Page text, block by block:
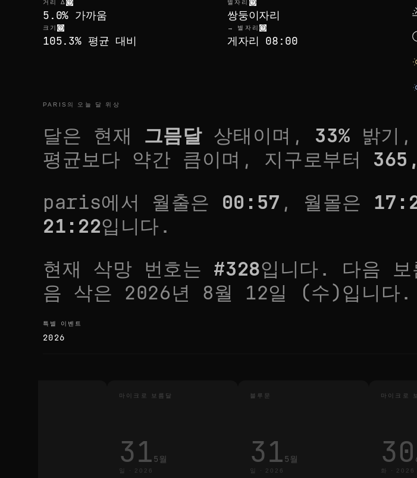
거리 Δ
5.0% 가까움
크기
105.3% 평균 대비
별자리
쌍둥이자리
→ 별자리
게자리 08:00
PARIS의 오늘 달 위상
달은 현재 그믐달상태이며, 33% 밝기,
평균보다 약간 큼이며, 지구로부터
paris에서 월출은 00:57 , 월몰은
21:22입니다.
현재 삭망 번호는 #328입니다. 다음 보
음 삭은 2026년 8월 12일 (수)입니다.
특별 이벤트
특별 이벤트
2026
마이크로 보름달
31 5월
일 · 2026
블루문
31 5월
일 · 2026
마이크로
30
화 · 2026